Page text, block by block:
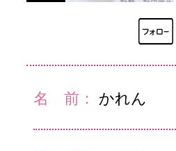
名 前： かれん